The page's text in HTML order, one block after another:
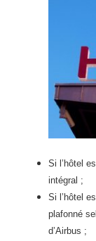
Si l’hôtel
intégral ;
Si l’hôtel
plafonné
d’Airbus ;